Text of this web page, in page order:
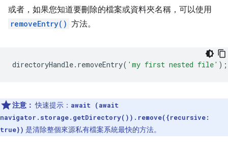
或者，如果您知道要刪除的檔案或資料夾名稱，可以使用
removeEntry() 方法。
directoryHandle. removeEntry( 'my first nested file' );
注意：快速提示： await (await
navigator.storage.getDirectory()).remove({recursive:
true}) 是清除整個來源私有檔案系統最快的方法。